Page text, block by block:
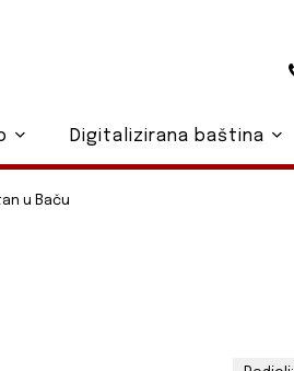
u Baču
Digitalizirana baština